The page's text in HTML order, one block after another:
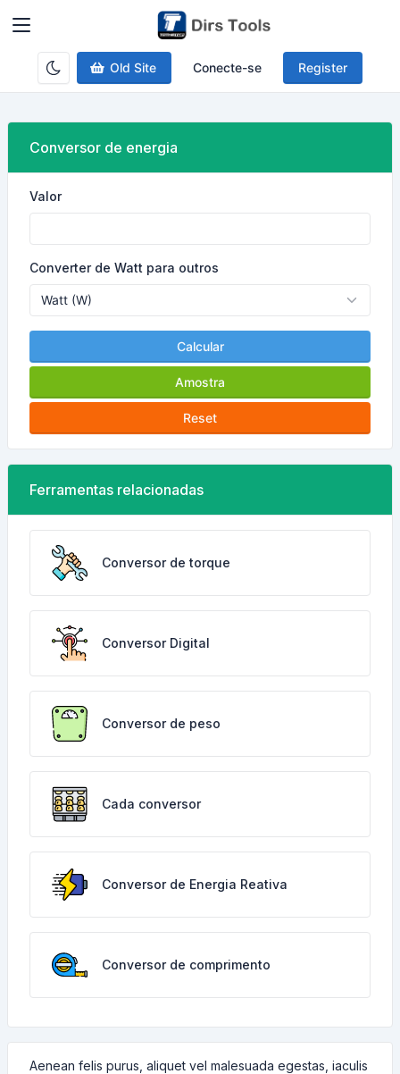
Old Site Conecte-se Register
Conversor de energia
Valor
Converter de Watt para outros
Calcular
Amostra
Reset
Ferramentas relacionadas
Conversor de torque
Conversor Digital
Conversor de peso
Cada conversor
Conversor de Energia Reativa
Conversor de comprimento
Aenean felis purus, aliquet vel malesuada egestas, iaculis